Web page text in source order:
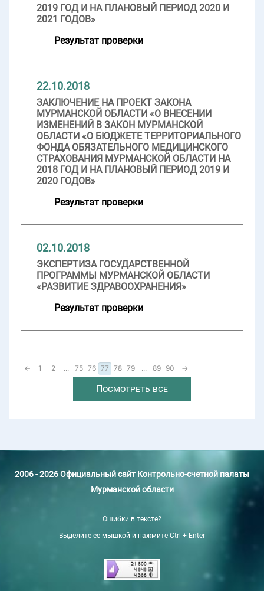
2019 ГОД И НА ПЛАНОВЫЙ ПЕРИОД 2020 И
2021 ГОДОВ»
Результат проверки
22.10.2018
ЗАКЛЮЧЕНИЕ НА ПРОЕКТ ЗАКОНА
МУРМАНСКОЙ ОБЛАСТИ «О ВНЕСЕНИИ
ИЗМЕНЕНИЙ В ЗАКОН МУРМАНСКОЙ
ОБЛАСТИ «О БЮДЖЕТЕ ТЕРРИТОРИАЛЬНОГО
ФОНДА ОБЯЗАТЕЛЬНОГО МЕДИЦИНСКОГО
СТРАХОВАНИЯ МУРМАНСКОЙ ОБЛАСТИ НА
2018 ГОД И НА ПЛАНОВЫЙ ПЕРИОД 2019 И
2020 ГОДОВ»
Результат проверки
02.10.2018
ЭКСПЕРТИЗА ГОСУДАРСТВЕННОЙ
ПРОГРАММЫ МУРМАНСКОЙ ОБЛАСТИ
«РАЗВИТИЕ ЗДРАВООХРАНЕНИЯ»
Результат проверки
← 1 2 ... 75 76 77 78 79 ... 89 90 →
Посмотреть все
2006 - 2026 Официальный сайт Контрольно-счетной палаты
Мурманской области
Ошибки в тексте?
Выделите ее мышкой и нажмите Ctrl + Enter